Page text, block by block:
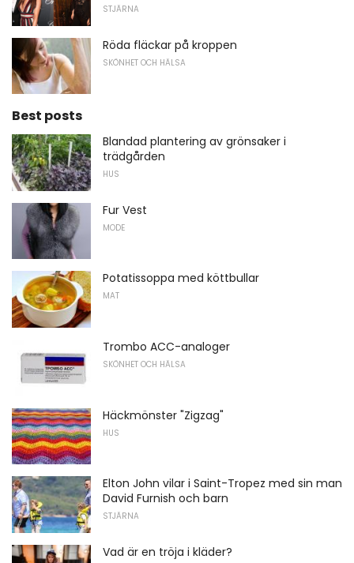
STJÄRNA
Röda fläckar på kroppen
SKÖNHET OCH HÄLSA
Best posts
Blandad plantering av grönsaker i
trädgården
HUS
Fur Vest
MODE
Potatissoppa med köttbullar
MAT
Trombo ACC-analoger
SKÖNHET OCH HÄLSA
Häckmönster "Zigzag"
HUS
Elton John vilar i Saint-Tropez med sin man
David Furnish och barn
STJÄRNA
Vad är en tröja i kläder?